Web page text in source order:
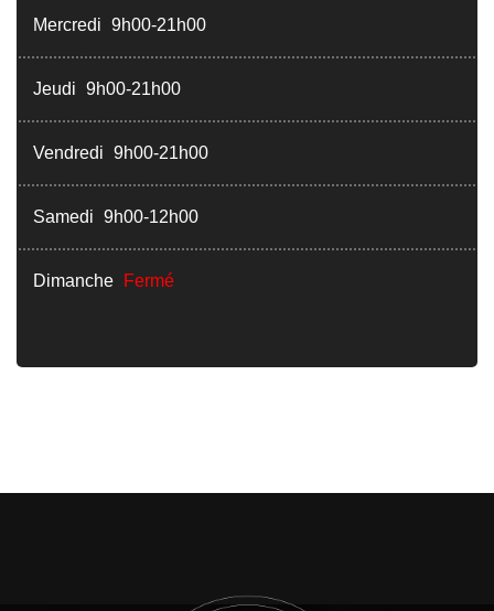
Mercredi 9h00-21h00
Jeudi 9h00-21h00
Vendredi 9h00-21h00
Samedi 9h00-12h00
Dimanche Fermé